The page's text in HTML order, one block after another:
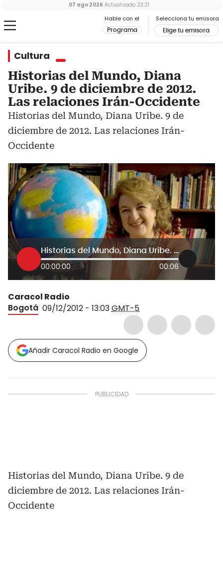
Hable con el
Programa
Selecciona tu emisora
Elige tu emisora
07 ago 2026 Actualizado 23:21
Cultura
Historias del Mundo, Diana
Uribe. 9 de diciembre de 2012.
Las relaciones Irán-Occidente
Historias del Mundo, Diana Uribe. 9 de
diciembre de 2012. Las relaciones Irán-
Occidente
Historias del Mundo, Diana Uribe. 9 de diciembre de 2012. Las relaciones Irán-Occidente
00:00:00 00:06
Caracol Radio
Bogotá 09/12/2012 - 13:03GMT-5
Añadir Caracol Radio en Google
Historias del Mundo, Diana Uribe. 9 de
diciembre de 2012. Las relaciones Irán-
Occidente